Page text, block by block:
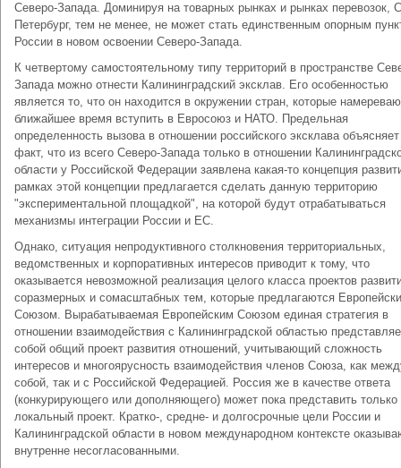
Северо-Запада. Доминируя на товарных рынках и рынках перевозок,
Петербург, тем не менее, не может стать единственным опорным
России в новом освоении Северо-Запада.
К четвертому самостоятельному типу территорий в пространстве
Запада можно отнести Калининградский эксклав. Его особенностью
является то, что он находится в окружении стран, которые
ближайшее время вступить в Евросоюз и НАТО. Предельная
определенность вызова в отношении российского эксклава объясняет
факт, что из всего Северо-Запада только в отношении
области у Российской Федерации заявлена какая-то концепция
рамках этой концепции предлагается сделать данную территорию
"экспериментальной площадкой", на которой будут отрабатываться
механизмы интеграции России и ЕС.
Однако, ситуация непродуктивного столкновения территориальных,
ведомственных и корпоративных интересов приводит к тому, что
оказывается невозможной реализация целого класса проектов
соразмерных и сомасштабных тем, которые предлагаются
Союзом. Вырабатываемая Европейским Союзом единая стратегия в
отношении взаимодействия с Калининградской областью
собой общий проект развития отношений, учитывающий сложность
интересов и многоярусность взаимодействия членов Союза, как
собой, так и с Российской Федерацией. Россия же в качестве ответа
(конкурирующего или дополняющего) может пока представить только
локальный проект. Кратко-, средне- и долгосрочные цели России и
Калининградской области в новом международном контексте
внутренне несогласованными.